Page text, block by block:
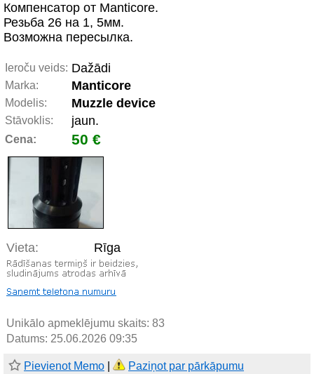
Компенсатор от Manticore.
Резьба 26 на 1, 5мм.
Возможна пересылка.
Ieroču veids: Dažādi
Marka: Manticore
Modelis: Muzzle device
Stāvoklis: jaun.
Cena: 50 €
Vieta: Rīga
Unikālo apmeklējumu skaits: 83
Datums: 25.06.2026 09:35
Pievienot Memo Paziņot par pārkāpumu